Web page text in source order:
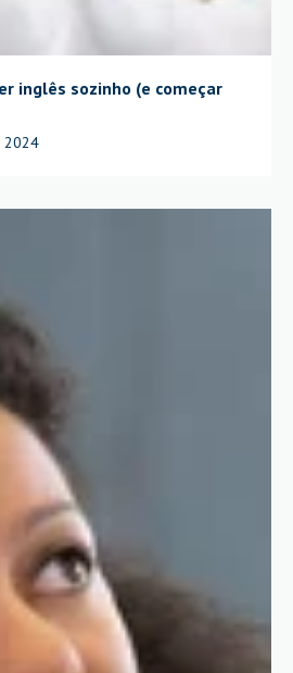
inglês sozinho (e começar
2024